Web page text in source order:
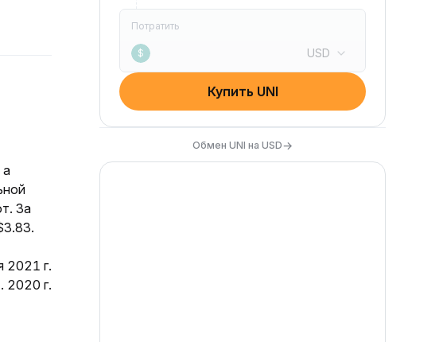
а
За
2021 г.
2020 г.
Потратить
$ USD
Купить UNI
Обмен UNI на USD→